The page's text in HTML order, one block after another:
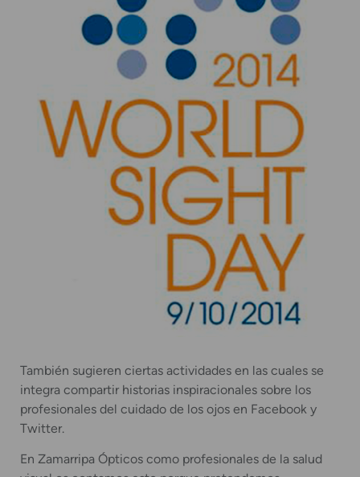
También sugieren ciertas actividades en las cuales se
integra compartir historias inspiracionales sobre los
profesionales del cuidado de los ojos en Facebook y
Twitter.
En Zamarripa Ópticos como profesionales de la salud